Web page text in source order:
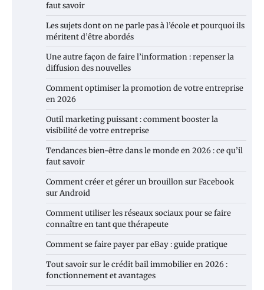
faut savoir
Les sujets dont on ne parle pas à l’école et pourquoi ils
méritent d’être abordés
Une autre façon de faire l’information : repenser la
diffusion des nouvelles
Comment optimiser la promotion de votre entreprise
en 2026
Outil marketing puissant : comment booster la
visibilité de votre entreprise
Tendances bien-être dans le monde en 2026 : ce qu’il
faut savoir
Comment créer et gérer un brouillon sur Facebook
sur Android
Comment utiliser les réseaux sociaux pour se faire
connaître en tant que thérapeute
Comment se faire payer par eBay : guide pratique
Tout savoir sur le crédit bail immobilier en 2026 :
fonctionnement et avantages